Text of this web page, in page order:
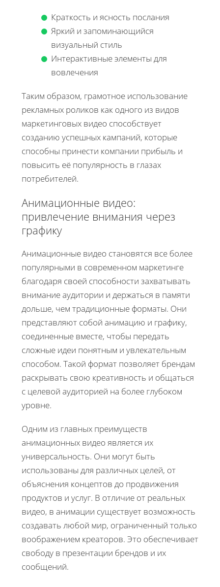
Краткость и ясность послания
Яркий и запоминающийся
визуальный стиль
Интерактивные элементы для
вовлечения
Таким образом, грамотное использование
рекламных роликов как одного из видов
маркетинговых видео способствует
созданию успешных кампаний, которые
способны принести компании прибыль и
повысить её популярность в глазах
потребителей.
Анимационные видео:
привлечение внимания через
графику
Анимационные видео становятся все более
популярными в современном маркетинге
благодаря своей способности захватывать
внимание аудитории и держаться в памяти
дольше, чем традиционные форматы. Они
представляют собой анимацию и графику,
соединенные вместе, чтобы передать
сложные идеи понятным и увлекательным
способом. Такой формат позволяет брендам
раскрывать свою креативность и общаться
с целевой аудиторией на более глубоком
уровне.
Одним из главных преимуществ
анимационных видео является их
универсальность. Они могут быть
использованы для различных целей, от
объяснения концептов до продвижения
продуктов и услуг. В отличие от реальных
видео, в анимации существует возможность
создавать любой мир, ограниченный только
воображением креаторов. Это обеспечивает
свободу в презентации брендов и их
сообщений.